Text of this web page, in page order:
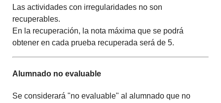
Las actividades con irregularidades no son
recuperables.
En la recuperación, la nota máxima que se podrá
obtener en cada prueba recuperada será de5.
Alumnado no evaluable
Se considerará "no evaluable" al alumnado que no